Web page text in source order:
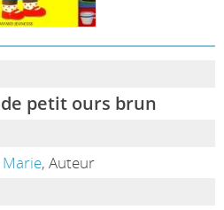
petit ours brun
Marie, Auteur